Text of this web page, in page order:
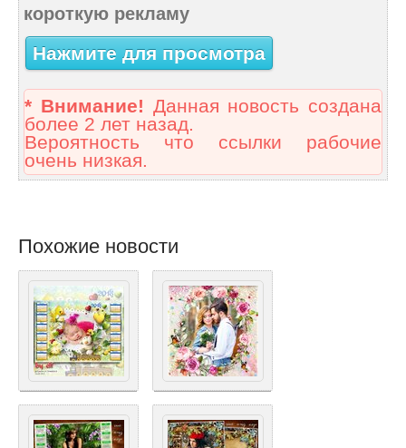
короткую рекламу
Нажмите для просмотра
* Внимание! Данная новость создана
более 2 лет назад.
Вероятность что ссылки рабочие
очень низкая.
Похожие новости